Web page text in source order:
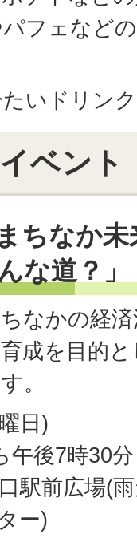
フェなど
いドリン
ベント
ちなか
な道？」
なかの経
成を目的
。
日)
午後7時30分
駅前広場(
ー)